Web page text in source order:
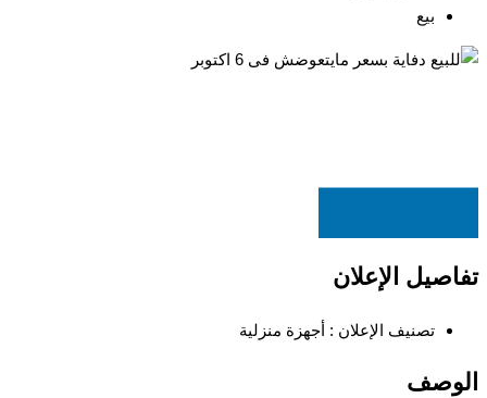
بيع
تفاصيل الإعلان
تصنيف الإعلان : أجهزة منزلية
الوصف